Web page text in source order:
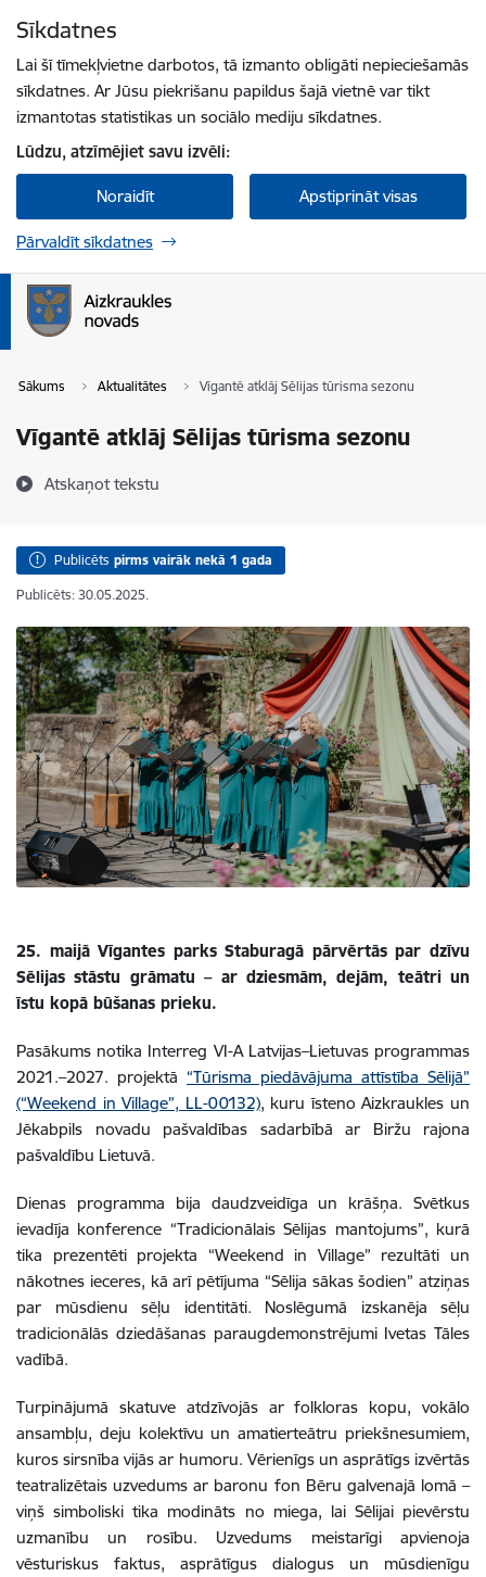
Sīkdatnes
Lai šī tīmekļvietne darbotos, tā izmanto obligāti nepieciešamās
sīkdatnes. Ar Jūsu piekrišanu papildus šajā vietnē var tikt
izmantotas statistikas un sociālo mediju sīkdatnes.
Lūdzu, atzīmējiet savu izvēli:
Noraidīt Apstiprināt visas
Pārvaldīt sīkdatnes
Sākums Aktualitātes Vīgantē atklāj Sēlijas tūrisma sezonu
Vīgantē atklāj Sēlijas tūrisma sezonu
Atskaņot tekstu
Publicēts pirms vairāk nekā 1 gada
Publicēts: 30.05.2025.
25. maijā Vīgantes parks Staburagā pārvērtās par dzīvu
Sēlijas stāstu grāmatu – ar dziesmām, dejām, teātri un
īstu kopā būšanas prieku.
Pasākums notika Interreg VI-A Latvijas–Lietuvas programmas
2021.–2027. projektā “Tūrisma piedāvājuma attīstība Sēlijā”
(“Weekend in Village”, LL-00132), kuru īsteno Aizkraukles un
Jēkabpils novadu pašvaldības sadarbībā ar Biržu rajona
pašvaldību Lietuvā.
Dienas programma bija daudzveidīga un krāšņa. Svētkus
ievadīja konference “Tradicionālais Sēlijas mantojums”, kurā
tika prezentēti projekta “Weekend in Village” rezultāti un
nākotnes ieceres, kā arī pētījuma “Sēlija sākas šodien” atziņas
par mūsdienu sēļu identitāti. Noslēgumā izskanēja sēļu
tradicionālās dziedāšanas paraugdemonstrējumi Ivetas Tāles
vadībā.
Turpinājumā skatuve atdzīvojās ar folkloras kopu, vokālo
ansambļu, deju kolektīvu un amatierteātru priekšnesumiem,
kuros sirsnība vijās ar humoru. Vērienīgs un asprātīgs izvērtās
teatralizētais uzvedums ar baronu fon Bēru galvenajā lomā –
viņš simboliski tika modināts no miega, lai Sēlijai pievērstu
uzmanību un rosību. Uzvedums meistarīgi apvienoja
vēsturiskus faktus, asprātīgus dialogus un mūsdienīgu